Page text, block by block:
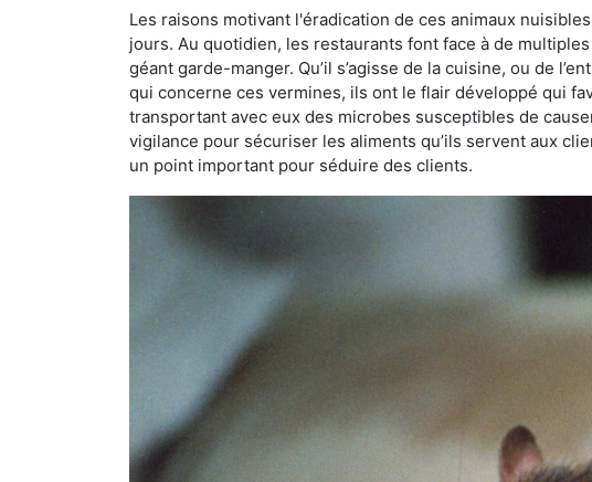
Les raisons motivant l'éradication de ces animaux
jours. Au quotidien, les restaurants font face à de
géant garde-manger. Qu’il s’agisse de la cuisine, ou de
qui concerne ces vermines, ils ont le flair développé qui
transportant avec eux des microbes susceptibles de
vigilance pour sécuriser les aliments qu’ils servent aux
un point important pour séduire des clients.